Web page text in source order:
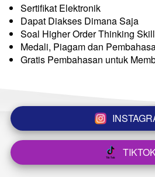
Sertifikat Elektronik
Dapat Diakses Dimana Saja
Soal Higher Order Thinking
Medali, Piagam dan
Gratis Pembahasan untuk
`
`